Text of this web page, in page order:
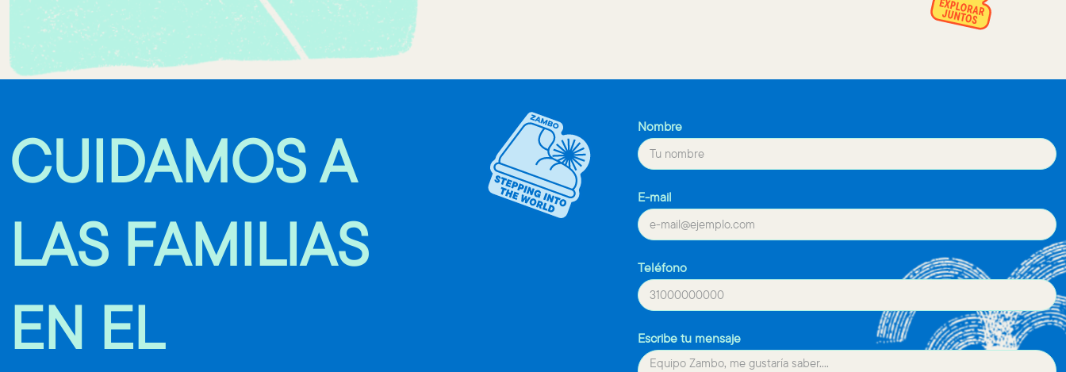
CUIDAMOS A
LAS FAMILIAS
EN EL
Nombre
E-mail
Teléfono
Escribe tu mensaje